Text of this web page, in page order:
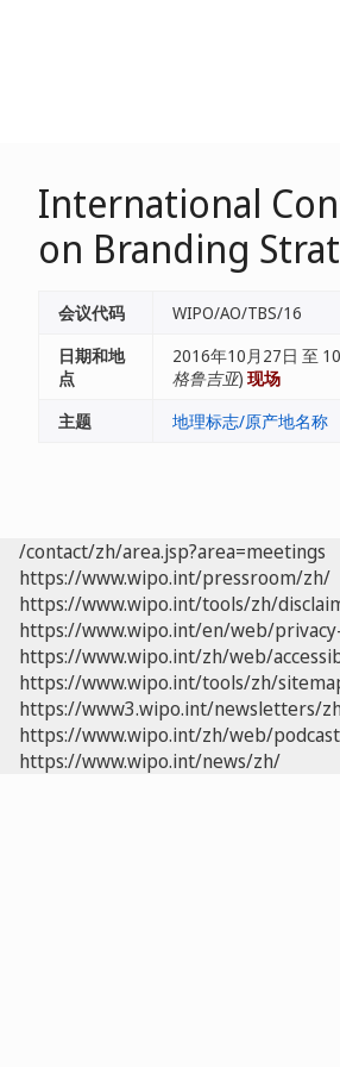
International
on Branding
会议代码
WIPO/AO/TBS/16
日期和地
点
2016年10月27日 至
格鲁吉亚) 现场
主题
地理标志/原产地名称
/contact/zh/area.jsp?area=meetings
https://www.wipo.int/pressroom/zh/
https://www.wipo.int/tools/zh/
https://www.wipo.int/en/web/
https://www.wipo.int/zh/web/
https://www.wipo.int/tools/zh/
https://www3.wipo.int/newsletters/
https://www.wipo.int/zh/web/
https://www.wipo.int/news/zh/